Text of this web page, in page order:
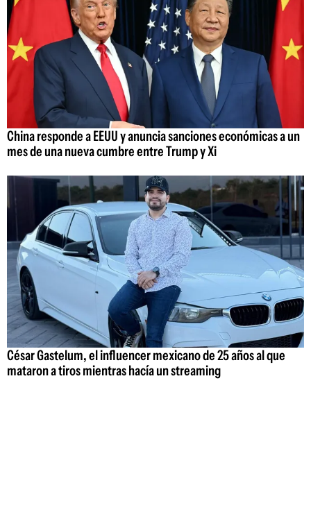
China responde a EEUU y anuncia sanciones económicas a un
mes de una nueva cumbre entre Trump y Xi
César Gastelum, el influencer mexicano de 25 años al que
mataron a tiros mientras hacía un streaming